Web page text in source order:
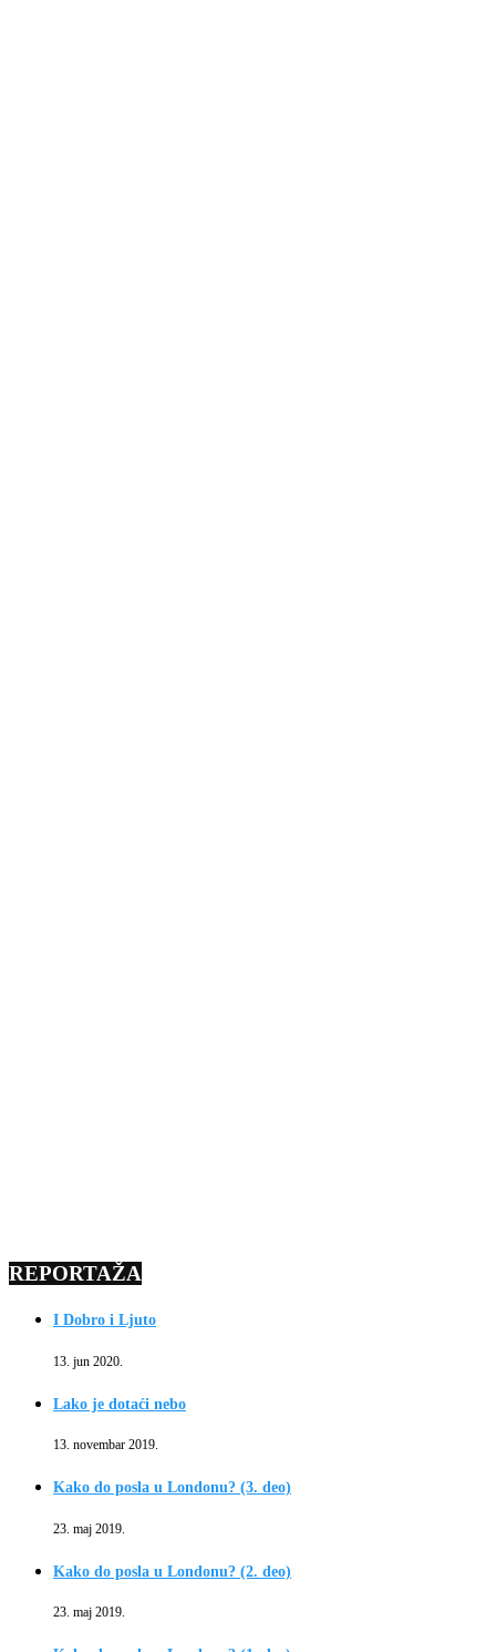
REPORTAŽA
I Dobro i Ljuto
13. jun 2020.
Lako je dotaći nebo
13. novembar 2019.
Kako do posla u Londonu? (3. deo)
23. maj 2019.
Kako do posla u Londonu? (2. deo)
23. maj 2019.